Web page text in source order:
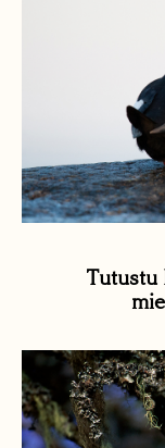
Tutustu